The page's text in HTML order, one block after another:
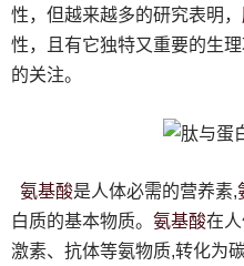
性，但越来越多的研究表明，
性，且有它独特又重要的生
的关注。
氨基酸是人体必需的营养素,
白质的基本物质。 氨基酸在人
激素、抗体等氨物质,转化为